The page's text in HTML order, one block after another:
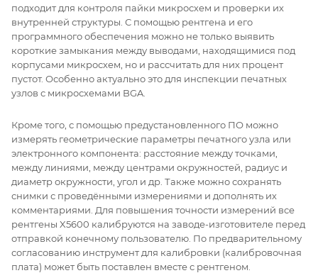
подходит для контроля пайки микросхем и проверки их
внутренней структуры. С помощью рентгена и его
программного обеспечения можно не только выявить
короткие замыкания между выводами, находящимися под
корпусами микросхем, но и рассчитать для них процент
пустот. Особенно актуально это для инспекции печатных
узлов с микросхемами BGA.
Кроме того, с помощью предустановленного ПО можно
измерять геометрические параметры печатного узла или
электронного компонента: расстояние между точками,
между линиями, между центрами окружностей, радиус и
диаметр окружности, угол и др. Также можно сохранять
снимки с проведёнными измерениями и дополнять их
комментариями. Для повышения точности измерений все
рентгены X5600 калибруются на заводе-изготовителе перед
отправкой конечному пользователю. По предварительному
согласованию инструмент для калибровки (калибровочная
плата) может быть поставлен вместе с рентгеном.